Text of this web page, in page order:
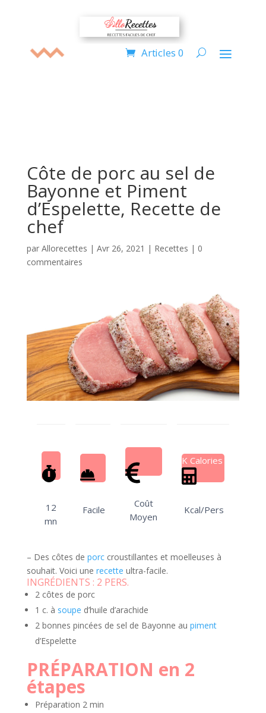
Articles 0
Côte de porc au sel de
Bayonne et Piment
d’Espelette, Recette de
chef
par Allorecettes | Avr 26, 2021 | Recettes | 0
commentaires
12
mn
Facile
Coût
Moyen
K Calories
Kcal/Pers
– Des côtes de porccroustillantes et moelleuses à
souhait. Voici une recette ultra-facile.
INGRÉDIENTS : 2 PERS.
2 côtes de porc
1 c. à soupe d’huile d’arachide
2 bonnes pincées de sel de Bayonne au piment
d’Espelette
PRÉPARATION en 2
étapes
Préparation 2 min